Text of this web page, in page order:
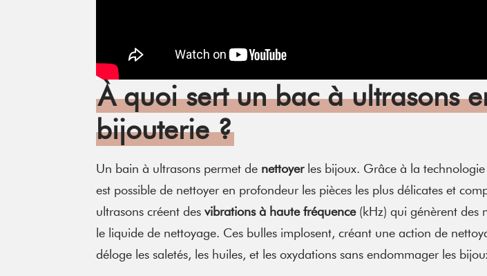
À quoi sert un bac à ultrasons
bijouterie ?
Un bain à ultrasons permet de nettoyer les bijoux. Grâce à la technologie
est possible de nettoyer en profondeur les pièces les plus délicates et
ultrasons créent desvibrations à haute fréquence(kHz) qui génèrent des
le liquide de nettoyage. Ces bulles implosent, créant une action de
déloge les saletés, les huiles, et les oxydations sans endommager les